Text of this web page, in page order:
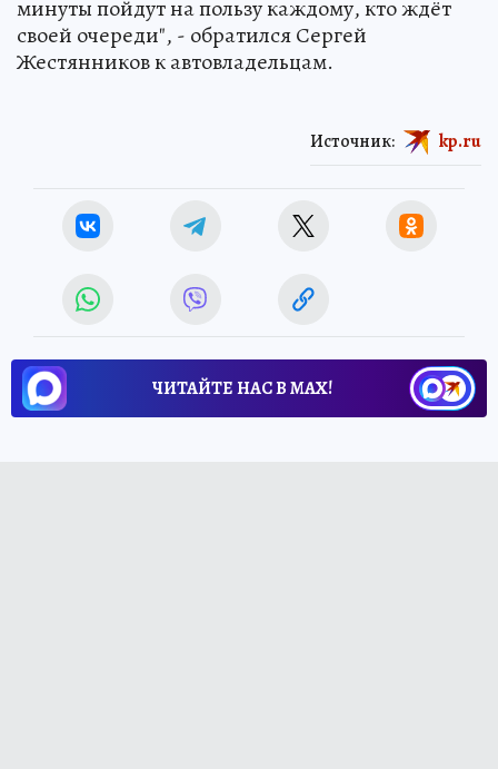
минуты пойдут на пользу каждому, кто ждёт
своей очереди", - обратился Сергей
Жестянников к автовладельцам.
Источник: kp.ru
ЧИТАЙТЕ НАС В МАХ!